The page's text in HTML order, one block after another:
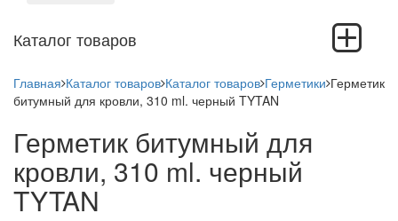
Каталог товаров
Toggle
navigation
Главная Каталог товаров Каталог товаров Герметики Герметик
битумный для кровли, 310 ml. черный TYTAN
Герметик битумный для
кровли, 310 ml. черный
TYTAN